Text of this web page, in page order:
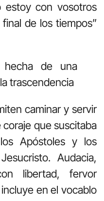
estoy con vosotros
de los tiempos”
hecha de una
trascendencia
caminar y servir
que suscitaba
Apóstoles y los
Audacia,
libertad, fervor
en el vocablo